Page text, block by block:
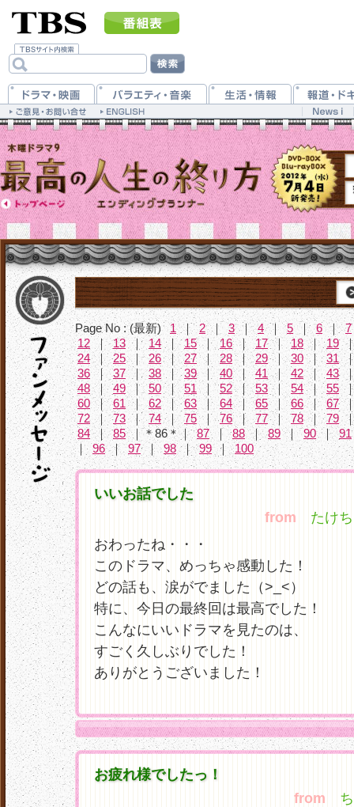
Page No : (最新) 1 ｜ 2｜ 3 ｜ 4｜5 ｜ 6 ｜ 7
12
｜13 ｜ 14 ｜15｜ 16 ｜ 17 ｜ 18 ｜ 19
24 ｜ 25 ｜ 26｜ 27 ｜ 28｜ 29｜ 30 ｜31
36
｜ 37｜ 38｜39 ｜ 40 ｜ 41 ｜ 42 ｜ 43
48 ｜ 49 ｜ 50｜ 51 ｜ 52｜53｜ 54 ｜ 55
60 ｜ 61 ｜ 62 ｜63 ｜ 64 ｜ 65｜ 66 ｜ 67
72 ｜73｜ 74 ｜ 75｜ 76 ｜ 77｜ 78 ｜79
84 ｜ 85 ｜＊86＊｜87 ｜ 88 ｜ 89 ｜ 90 ｜ 91
｜ 96 ｜ 97｜ 98 ｜99 ｜ 100
いいお話でした
from たけち
おわったね・・・
このドラマ、めっちゃ感動した！
どの話も、涙がでました（>_<）
特に、今日の最終回は最高でした！
こんなにいいドラマを見たのは、
すごく久しぶりでした！
ありがとうございました！
お疲れ様でしたっ！
from ち